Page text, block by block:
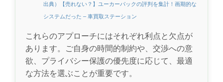
出典）【売れない？】ユーカーパックの評判を集計！画期的な
システムだった – 車買取ステーション
これらのアプローチにはそれぞれ利点と欠点が
あります。ご自身の時間的制約や、交渉への意
欲、プライバシー保護の優先度に応じて、最適
な方法を選ぶことが重要です。